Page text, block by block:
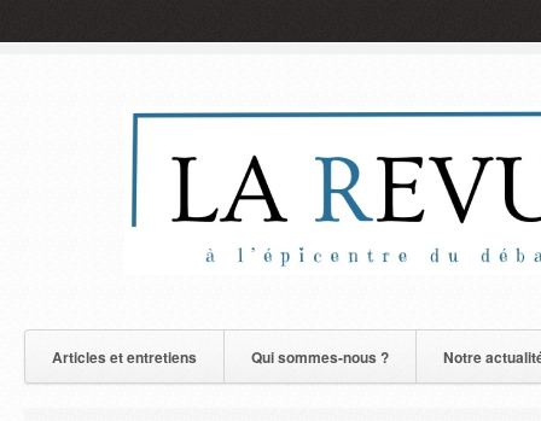
Articles et entretiens Qui sommes-nous ? Notre